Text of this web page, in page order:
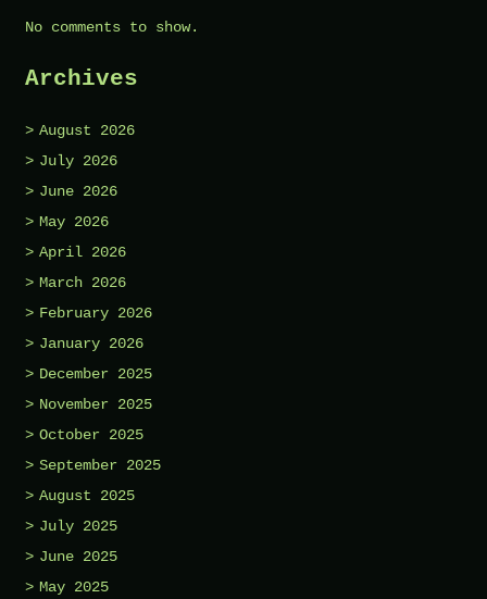
No comments to show.
Archives
August 2026
July 2026
June 2026
May 2026
April 2026
March 2026
February 2026
January 2026
December 2025
November 2025
October 2025
September 2025
August 2025
July 2025
June 2025
May 2025